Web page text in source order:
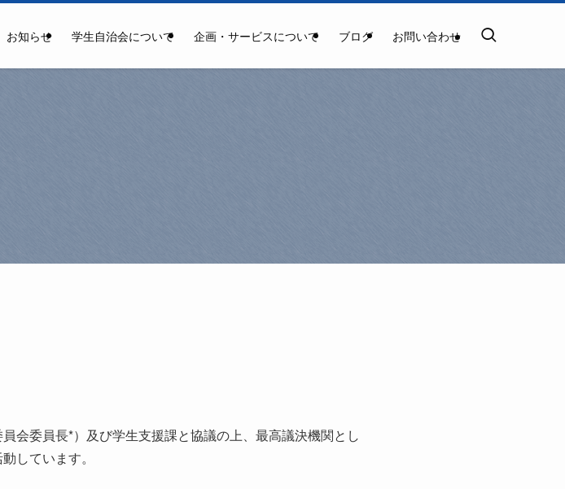
お知らせ 学生自治会について 企画・サービスについて ブログ お問い合わせ
会委員長*）及び学生支援課と協議の上、最高議決機関とし
しています。